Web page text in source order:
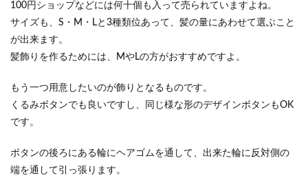
100円ショップなどには何十個も入って売られていますよね。
サイズも、S・M・Lと3種類位あって、髪の量にあわせて選ぶこと
が出来ます。
髪飾りを作るためには、MやLの方がおすすめですよ。
もう一つ用意したいのが飾りとなるものです。
くるみボタンでも良いですし、同じ様な形のデザインボタンもOK
です。
ボタンの後ろにある輪にヘアゴムを通して、出来た輪に反対側の
端を通して引っ張ります。